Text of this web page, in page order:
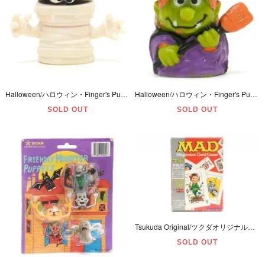
Halloween/ハロウィン・Finger's Puppet/フィンガーパペット/指人形・ソフビフィギュア 「Mummy/マミー/ミイラ」
SOLD OUT
Halloween/ハロウィン・Finger's Puppet/フィンガーパペット/指人形・ソフビフィギュア 「Witch/ウィッチ/魔女」
SOLD OUT
Tsukuda Original/ツクダオリジナル・Paker Brothers/パーカーブラザーズ 「MAD Magazine Card Game/マッドマガジンカードゲーム」予備カード3/4枚欠品
SOLD OUT